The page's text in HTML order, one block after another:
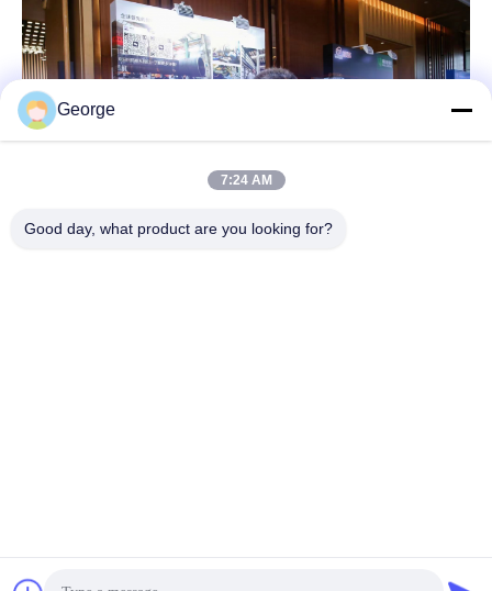
proporciona asistencia para la construcción energética y
George
7:24 AM
Good day, what product are you looking for?